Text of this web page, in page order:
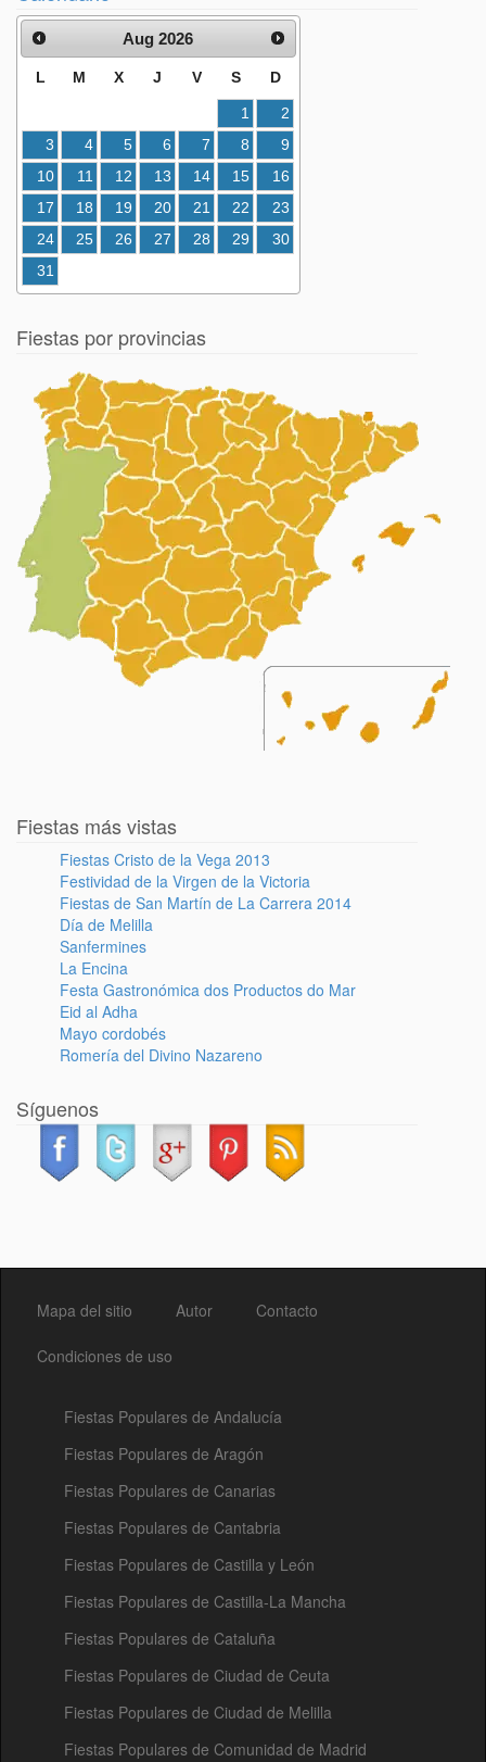
Aug 2026
L M X J V S D
1
2
3
4 5 6 7 8
9
10
11 12 13 14 15
16
17
18 19 20 21 22
23
24
25 26 27 28 29
30
31
Fiestas por provincias
Fiestas más vistas
Fiestas Cristo de la Vega 2013
Festividad de la Virgen de la Victoria
Fiestas de San Martín de La Carrera 2014
Día de Melilla
Sanfermines
La Encina
Festa Gastronómica dos Productos do Mar
Eid al Adha
Mayo cordobés
Romería del Divino Nazareno
Síguenos
Mapa del sitio Autor Contacto
Condiciones de uso
Fiestas Populares de Andalucía
Fiestas Populares de Aragón
Fiestas Populares de Canarias
Fiestas Populares de Cantabria
Fiestas Populares de Castilla y León
Fiestas Populares de Castilla-La Mancha
Fiestas Populares de Cataluña
Fiestas Populares de Ciudad de Ceuta
Fiestas Populares de Ciudad de Melilla
Fiestas Populares de Comunidad de Madrid